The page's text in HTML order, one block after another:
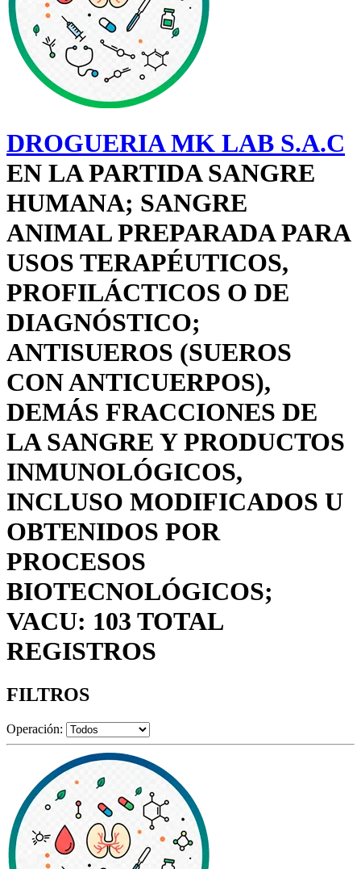
DROGUERIA MK LAB S.A.C
EN LA PARTIDA SANGRE
HUMANA; SANGRE
ANIMAL PREPARADA PARA
USOS TERAPÉUTICOS,
PROFILÁCTICOS O DE
DIAGNÓSTICO;
ANTISUEROS (SUEROS
CON ANTICUERPOS),
DEMÁS FRACCIONES DE
LA SANGRE Y PRODUCTOS
INMUNOLÓGICOS,
INCLUSO MODIFICADOS U
OBTENIDOS POR
PROCESOS
BIOTECNOLÓGICOS;
VACU: 103 TOTAL
REGISTROS
FILTROS
Operación: